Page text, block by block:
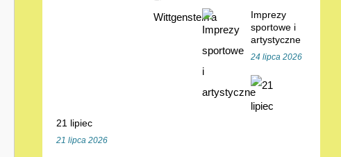
Imprezy
sportowe i
artystyczne
24 lipca 2026
21 lipiec
21 lipca 2026